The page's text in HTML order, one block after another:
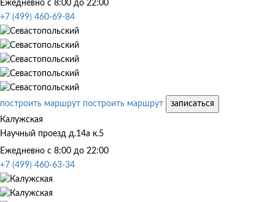
Ежедневно с 8:00 до 22:00
+7 (499) 460-69-84
построить маршрут построить маршрут
записаться
Калужская
Научный проезд д.14а к.5
Ежедневно с 8:00 до 22:00
+7 (499) 460-63-34